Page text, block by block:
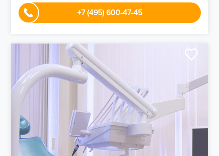
+7 (495) 600-47-45